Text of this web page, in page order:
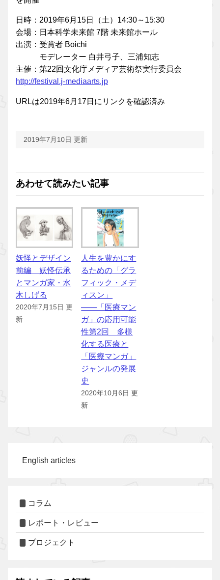
日時：2019年6月15日（土）14:30～15:30
会場：日本科学未来館 7階 未来館ホール
出演：受賞者 Boichi
モデレーター 白井弓子、三浦知志
主催：第22回文化庁メディア芸術祭実行委員会
http://festival.j-mediaarts.jp
URLは2019年6月17日にリンクを確認済み
2019年7月10日 更新
あわせて読みたい記事
妖怪とデザイン
前編 妖怪伝承
とマンガ家・水
木しげる
2020年7月15日 更
新
人生を豊かにす
るための「グラ
フィック・メデ
ィスン」
――「医療マン
ガ」の応用可能
性第2回 多様
化する医療と
「医療マンガ」
ジャンルの発展
史
2020年10月6日 更
新
English articles
コラム
レポート・レビュー
プロジェクト